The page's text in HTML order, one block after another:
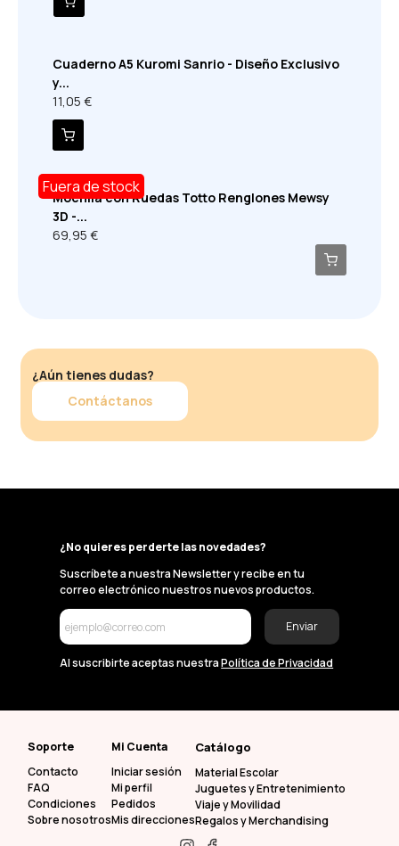
Cuaderno A5 Kuromi Sanrio - Diseño Exclusivo
y...
11,05 €
Fuera de stock
Mochila con Ruedas Totto Renglones Mewsy
3D -...
69,95 €
¿Aún tienes dudas?
Contáctanos
Soporte
Contacto
FAQ
Condiciones
Sobre nosotros
Mi Cuenta
Iniciar sesión
Mi perfil
Pedidos
Mis direcciones
Catálogo
Material Escolar
Juguetes y Entretenimiento
Viaje y Movilidad
Regalos y Merchandising
¿No quieres perderte las novedades?
Suscríbete a nuestra Newsletter y recibe en tu
correo electrónico nuestros nuevos productos.
Enviar
Al suscribirte aceptas nuestraPolítica de Privacidad